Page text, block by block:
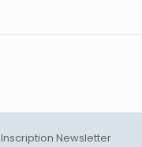
Inscription Newsletter